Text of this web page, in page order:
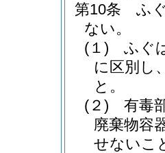
第10条
ふ
ない。
(１)
ふぐ
に区別し
と。
(２)
有毒
廃棄物容
せないこ